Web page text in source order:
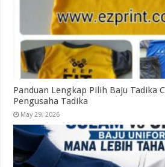
Panduan Lengkap Pilih Baju Tadika
Pengusaha Tadika
May 29, 2026